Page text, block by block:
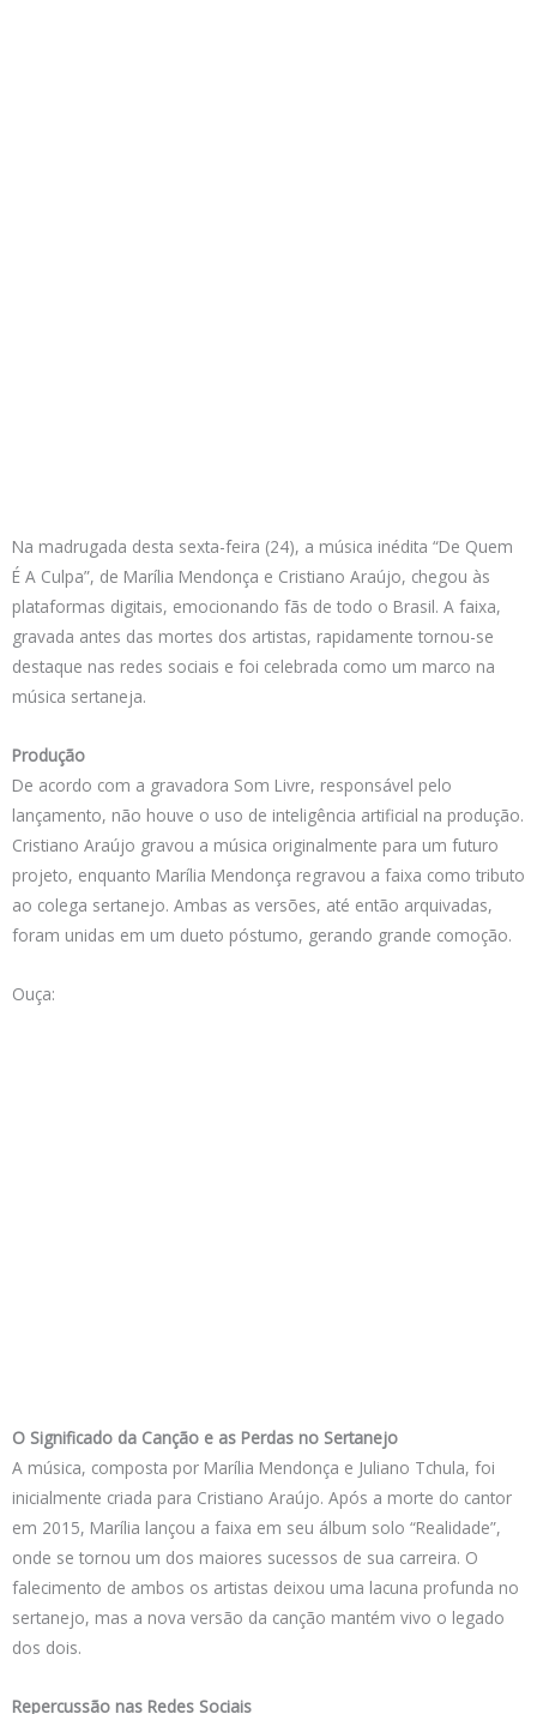
Na madrugada desta sexta-feira (24), a música inédita “De Quem
É A Culpa”, de Marília Mendonça e Cristiano Araújo, chegou às
plataformas digitais, emocionando fãs de todo o Brasil. A faixa,
gravada antes das mortes dos artistas, rapidamente tornou-se
destaque nas redes sociais e foi celebrada como um marco na
música sertaneja.
Produção
De acordo com a gravadora Som Livre, responsável pelo
lançamento, não houve o uso de inteligência artificial na produção.
Cristiano Araújo gravou a música originalmente para um futuro
projeto, enquanto Marília Mendonça regravou a faixa como tributo
ao colega sertanejo. Ambas as versões, até então arquivadas,
foram unidas em um dueto póstumo, gerando grande comoção.
Ouça:
O Significado da Canção e as Perdas no Sertanejo
A música, composta por Marília Mendonça e Juliano Tchula, foi
inicialmente criada para Cristiano Araújo. Após a morte do cantor
em 2015, Marília lançou a faixa em seu álbum solo “Realidade”,
onde se tornou um dos maiores sucessos de sua carreira. O
falecimento de ambos os artistas deixou uma lacuna profunda no
sertanejo, mas a nova versão da canção mantém vivo o legado
dos dois.
Repercussão nas Redes Sociais